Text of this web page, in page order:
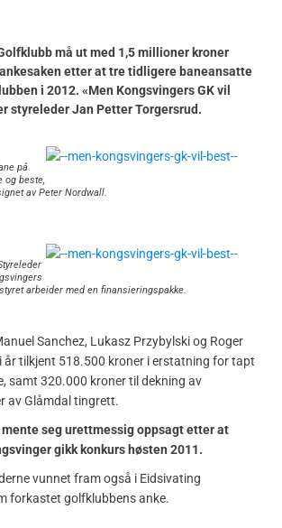
må ut med 1,5 millioner kroner
etter at tre tidligere baneansatte
i 2012. «Men Kongsvingers GK vil
styreleder Jan Petter Torgersrud.
på
og beste,
av Peter Nordwall.
arbeider med en finansieringspakke.
Sanchez, Lukasz Przybylski og Roger
år tilkjent 518.500 kroner i erstatning for tapt
samt 320.000 kroner til dekning av
av Glåmdal tingrett.
seg urettmessig oppsagt etter at
gikk konkurs høsten 2011.
vunnet fram også i Eidsivating
forkastet golfklubbens anke.